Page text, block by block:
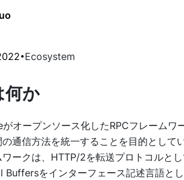
Ecosystem
何か
オープンソース化したRPCフレームワ
通信方法を統一することを目的として
ークは、HTTP/2を転送プロトコルと
をインターフェース記述言語と